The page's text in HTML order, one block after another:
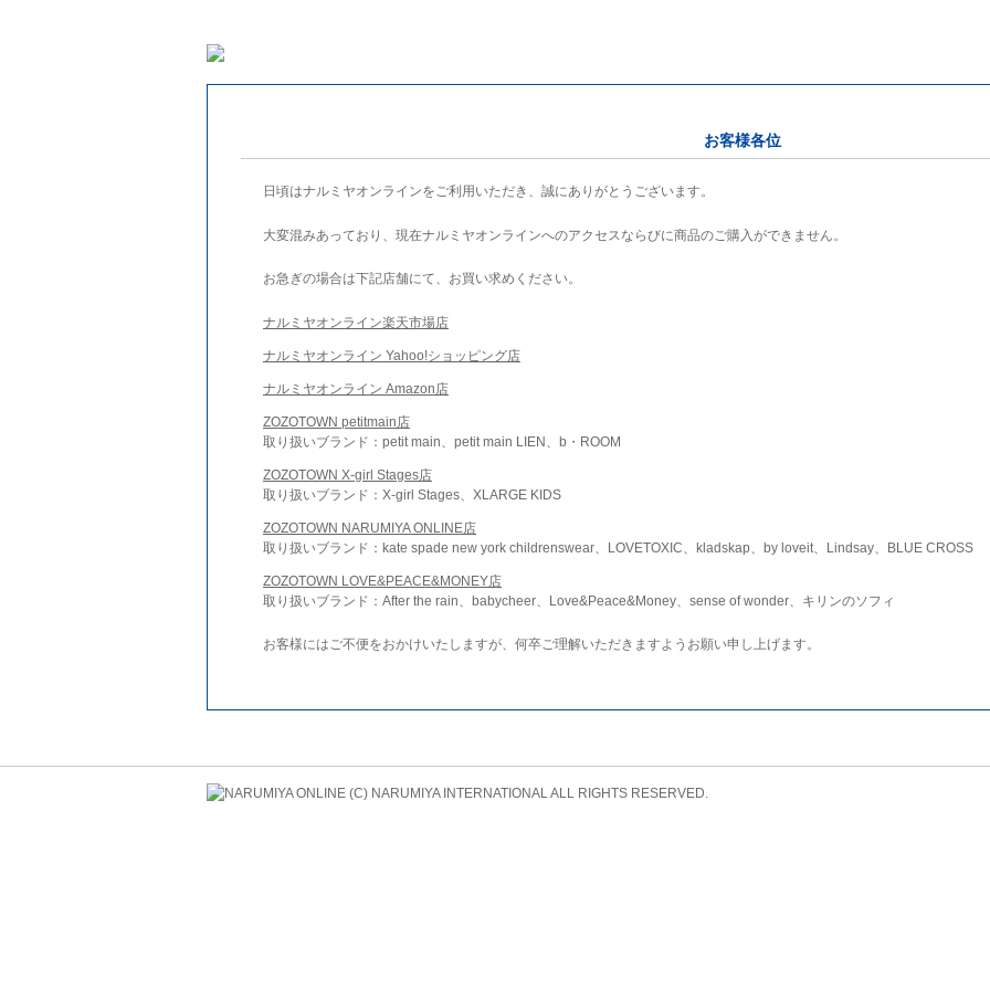
お客様各位
日頃はナルミヤオンラインをご利用いただき、誠にありがとうございます。
大変混みあっており、現在ナルミヤオンラインへのアクセスならびに商品のご購入ができません。
お急ぎの場合は下記店舗にて、お買い求めください。
ナルミヤオンライン楽天市場店
ナルミヤオンライン Yahoo!ショッピング店
ナルミヤオンライン Amazon店
ZOZOTOWN petitmain店
取り扱いブランド：petit main、petit main LIEN、b・ROOM
ZOZOTOWN X-girl Stages店
取り扱いブランド：X-girl Stages、XLARGE KIDS
ZOZOTOWN NARUMIYA ONLINE店
取り扱いブランド：kate spade new york childrenswear、LOVETOXIC、kladskap、by loveit、Lindsay、BLUE CROSS
ZOZOTOWN LOVE&PEACE&MONEY店
取り扱いブランド：After the rain、babycheer、Love&Peace&Money、sense of wonder、キリンのソフィ
お客様にはご不便をおかけいたしますが、何卒ご理解いただきますようお願い申し上げます。